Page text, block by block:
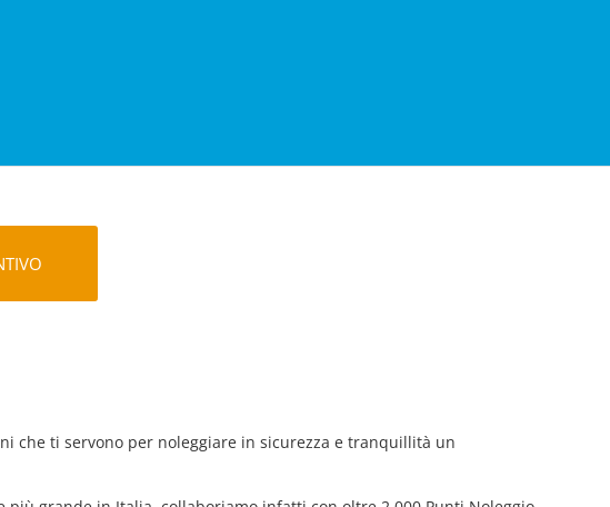
che ti servono per noleggiare in sicurezza e tranquillità un